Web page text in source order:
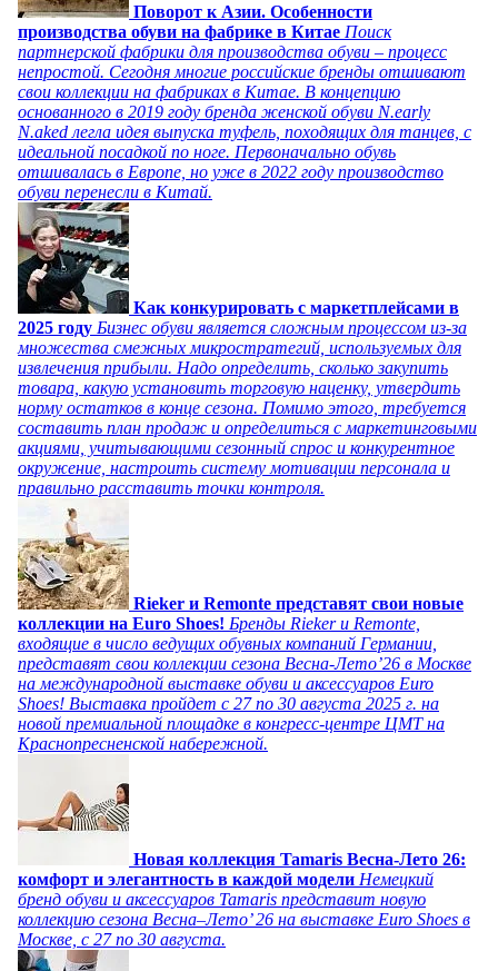
Поворот к Азии. Особенности
производства обуви на фабрике в Китае Поиск
партнерской фабрики для производства обуви – процесс
непростой. Сегодня многие российские бренды отшивают
свои коллекции на фабриках в Китае. В концепцию
основанного в 2019 году бренда женской обуви N.early
N.aked легла идея выпуска туфель, походящих для танцев, с
идеальной посадкой по ноге. Первоначально обувь
отшивалась в Европе, но уже в 2022 году производство
обуви перенесли в Китай.
Как конкурировать с маркетплейсами в
2025 году Бизнес обуви является сложным процессом из-за
множества смежных микростратегий, используемых для
извлечения прибыли. Надо определить, сколько закупить
товара, какую установить торговую наценку, утвердить
норму остатков в конце сезона. Помимо этого, требуется
составить план продаж и определиться с маркетинговыми
акциями, учитывающими сезонный спрос и конкурентное
окружение, настроить систему мотивации персонала и
правильно расставить точки контроля.
Rieker и Remonte представят свои новые
коллекции на Euro Shoes! Бренды Rieker и Remonte,
входящие в число ведущих обувных компаний Германии,
представят свои коллекции сезона Весна-Лето’26 в Москве
на международной выставке обуви и аксессуаров Euro
Shoes! Выставка пройдет c 27 по 30 августа 2025 г. на
новой премиальной площадке в конгресс-центре ЦМТ на
Краснопресненской набережной.
Новая коллекция Tamaris Весна-Лето 26:
комфорт и элегантность в каждой модели Немецкий
бренд обуви и аксессуаров Tamaris представит новую
коллекцию сезона Весна–Лето’ 26 на выставке Euro Shoes в
Москве, с 27 по 30 августа.